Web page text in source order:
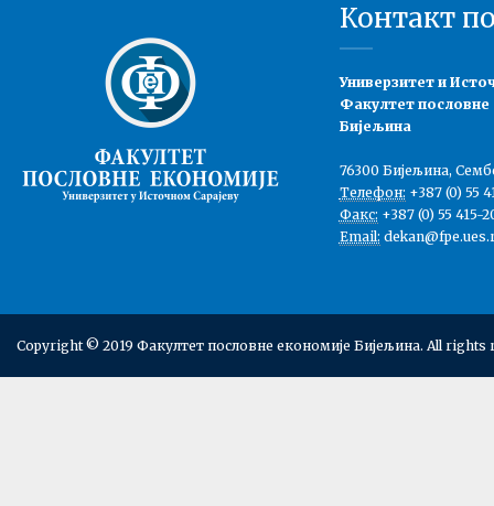
Контакт
Универзитет и
Факултет пословне
Бијељина
76300 Бијељина,
Телефон: +387 (0) 55
Факс: +387 (0) 55 415-
Email:
Copyright © 2019 Факултет пословне економије Бијељина. All rights